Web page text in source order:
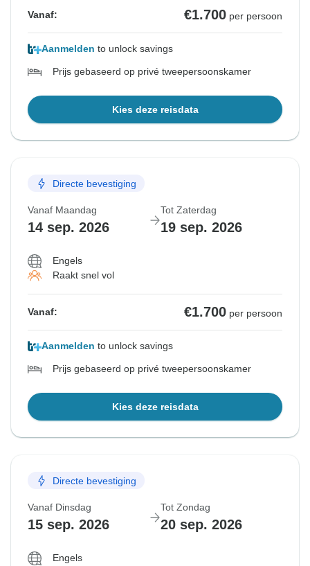
Vanaf: €1.700 per persoon
Aanmelden to unlock savings
Prijs gebaseerd op privé tweepersoonskamer
Kies deze reisdata
Directe bevestiging
Vanaf Maandag
14 sep. 2026
Tot Zaterdag
19 sep. 2026
Engels
Raakt snel vol
Vanaf: €1.700 per persoon
Aanmelden to unlock savings
Prijs gebaseerd op privé tweepersoonskamer
Kies deze reisdata
Directe bevestiging
Vanaf Dinsdag
15 sep. 2026
Tot Zondag
20 sep. 2026
Engels